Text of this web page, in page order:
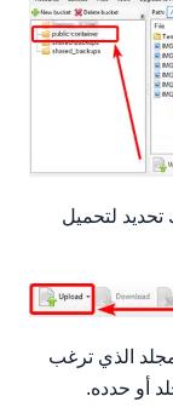
لتحميل
الذي ترغب
أو حدده.